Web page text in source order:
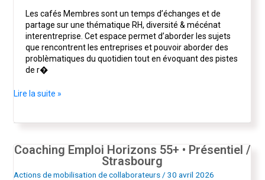
Les cafés Membres sont un temps d’échanges et de
partage sur une thématique RH, diversité & mécénat
interentreprise. Cet espace permet d’aborder les sujets
que rencontrent les entreprises et pouvoir aborder des
problèmatiques du quotidien tout en évoquant des pistes
de r�
addictions
milieu
professionnel
/Lire la suite »
Coaching Emploi Horizons 55+ • Présentiel /
Strasbourg
Actions de mobilisation de collaborateurs /30 avril 2026
Coaching
Horizons